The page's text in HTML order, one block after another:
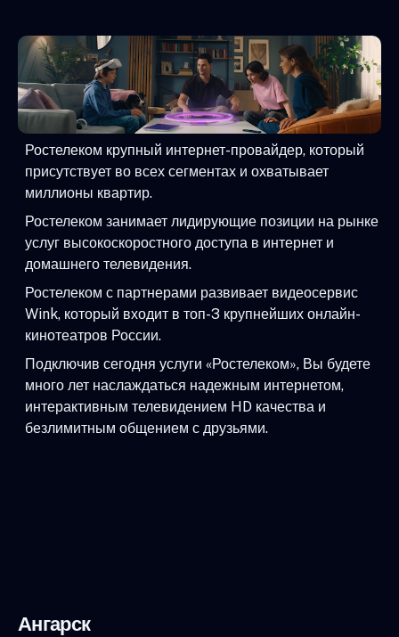
Ростелеком крупный интернет-провайдер, который
присутствует во всех сегментах и охватывает
миллионы квартир.
Ростелеком занимает лидирующие позиции на рынке
услуг высокоскоростного доступа в интернет и
домашнего телевидения.
Ростелеком с партнерами развивает видеосервис
Wink, который входит в топ-3 крупнейших онлайн-
кинотеатров России.
Подключив сегодня услуги «Ростелеком», Вы будете
много лет наслаждаться надежным интернетом,
интерактивным телевидением HD качества и
безлимитным общением с друзьями.
Ангарск